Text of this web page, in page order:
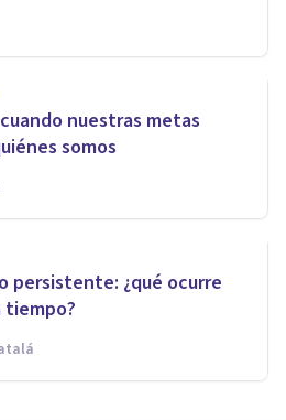
nuestras metas
somos
persistente: ¿qué ocurre
tiempo?